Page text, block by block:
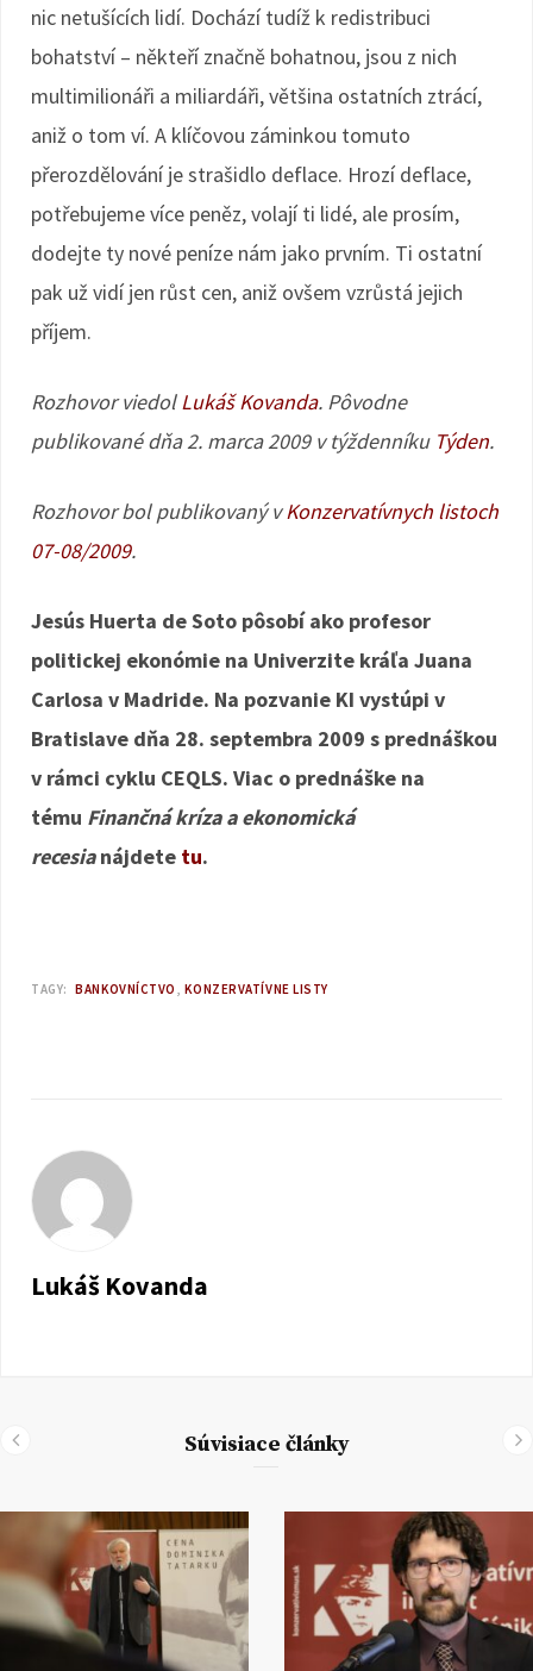
nic netušících lidí. Dochází tudíž k redistribuci
bohatství – někteří značně bohatnou, jsou z nich
multimilionáři a miliardáři, většina ostatních ztrácí,
aniž o tom ví. A klíčovou záminkou tomuto
přerozdělování je strašidlo deflace. Hrozí deflace,
potřebujeme více peněz, volají ti lidé, ale prosím,
dodejte ty nové peníze nám jako prvním. Ti ostatní
pak už vidí jen růst cen, aniž ovšem vzrůstá jejich
příjem.
Rozhovor viedol Lukáš Kovanda. Pôvodne
publikované dňa 2. marca 2009 v týždenníku Týden.
Rozhovor bol publikovaný vKonzervatívnych listoch
07-08/2009.
Jesús Huerta de Soto pôsobí ako profesor
politickej ekonómie na Univerzite kráľa Juana
Carlosa v Madride. Na pozvanie KI vystúpi v
Bratislave dňa 28. septembra 2009 s prednáškou
v rámci cyklu CEQLS. Viac o prednáške na
tému Finančná kríza a ekonomická
recesianájdete tu.
TAGY: BANKOVNÍCTVO KONZERVATÍVNE LISTY
Lukáš Kovanda
Súvisiace články